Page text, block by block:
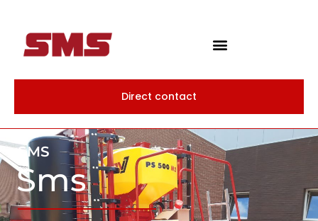
Direct contact
SMS
Sms